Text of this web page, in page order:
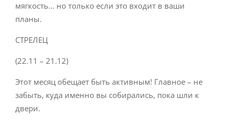
мягкость… но только если это входит в ваши
планы.
СТРЕЛЕЦ
(22.11 – 21.12)
Этот месяц обещает быть активным! Главное – не
забыть, куда именно вы собирались, пока шли к
двери.